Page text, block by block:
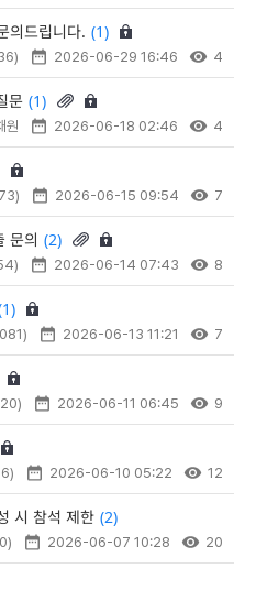
의드립니다. (1)
2026-06-29 16:46 4
문 (1)
원 2026-06-18 02:46 4
2026-06-15 09:54 7
문의 (2)
2026-06-14 07:43 8
2026-06-13 11:21 7
2026-06-11 06:45 9
2026-06-10 05:22 12
시 참석 제한 (2)
2026-06-07 10:28 20